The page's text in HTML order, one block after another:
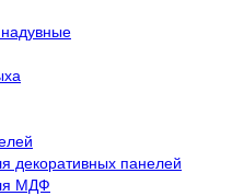
декоративных панелей
МДФ